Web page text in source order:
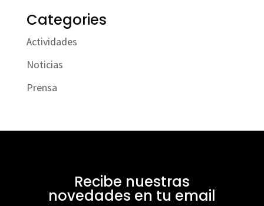
Categories
Actividades
Noticias
Prensa
Recibe nuestras
novedades en tu email